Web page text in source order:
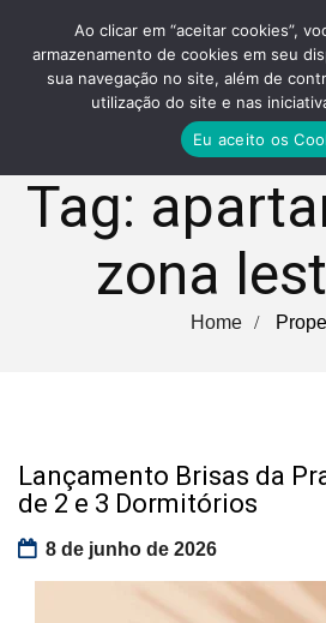
Tag:
zona
Home
Lançamento Brisas da
de 2 e 3 Dormitórios
8 de junho de 2026
Ao clicar em “aceitar cookies”,
armazenamento de cookies em seu
sua navegação no site, além de
utilização do site e nas
Eu aceito os